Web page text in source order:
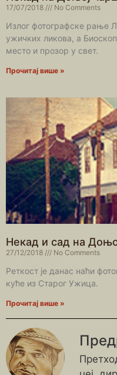
17/07/2018 No Comments
Излог фотографске рање
ужичких ликова, а
место и прозор у свет.
Прочитај више »
Некад и сад на
27/12/2018 No Comments
Реткост је данас наћи
куће из Старог Ужица.
Прочитај више »